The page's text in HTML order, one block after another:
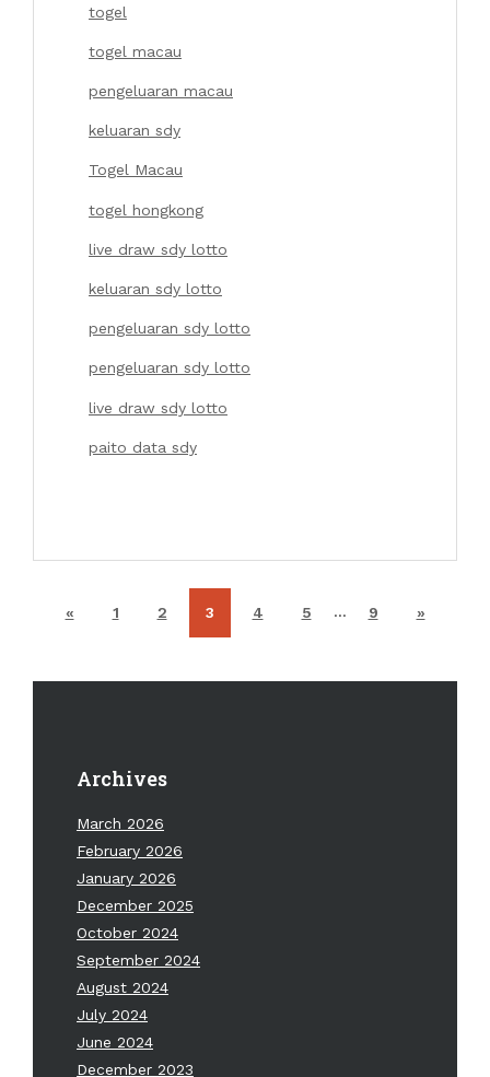
togel
togel macau
pengeluaran macau
keluaran sdy
Togel Macau
togel hongkong
live draw sdy lotto
keluaran sdy lotto
pengeluaran sdy lotto
pengeluaran sdy lotto
live draw sdy lotto
paito data sdy
« 1 2 3 4 5 … 9 »
Archives
March 2026
February 2026
January 2026
December 2025
October 2024
September 2024
August 2024
July 2024
June 2024
December 2023